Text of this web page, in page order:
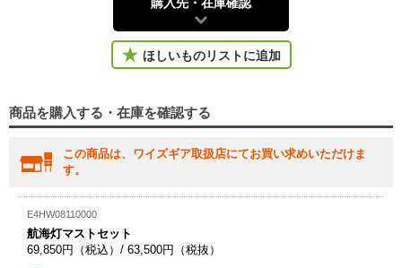
ほしいものリストに追加
商品を購入する・在庫を確認する
この商品は、ワイズギア取扱店にてお買い求めいただけま
す。
E4HW08110000
航海灯マストセット
69,850円（税込）/ 63,500円（税抜）